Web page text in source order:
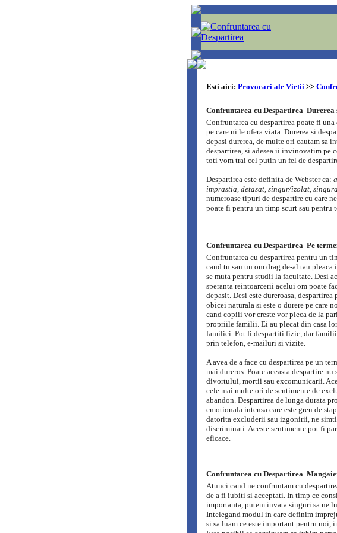
Esti aici: Provocari ale Vietii>>
Confruntarea cu Despartirea 
Confruntarea cu despartirea poate fi
pe care ni le ofera viata. Durerea si
depasi durerea, de multe ori cautam sa
despartirea, si adesea ii invinovatim pe
toti vom trai cel putin un fel de
Despartirea este definita de Webster ca:
imprastia, detasat, singur/izolat,
numeroase tipuri de despartire cu care
poate fi pentru un timp scurt sau pentru
Confruntarea cu Despartirea  Pe
Confruntarea cu despartirea pentru un
cand tu sau un om drag de-al tau pleaca
se muta pentru studii la facultate. Desi
speranta reintoarcerii acelui om poate
depasit. Desi este dureroasa,
obicei naturala si este o durere pe care
cand copiii vor creste vor pleca de la
propriile familii. Ei au plecat din casa
familiei. Pot fi despartiti fizic, dar
prin telefon, e-mailuri si vizite.
A avea de a face cu despartirea pe un
mai dureros. Poate aceasta despartire
divortului, mortii sau excomunicarii.
cele mai multe ori de sentimente de
abandon. Despartirea de lunga durata
emotionala intensa care este greu de
datorita excluderii sau izgonirii, ne
discriminati. Aceste sentimente pot fi
eficace.
Confruntarea cu Despartirea 
Atunci cand ne confruntam cu
de a fi iubiti si acceptati. In timp ce
importanta, putem invata singuri sa ne
Intelegand modul in care definim
si sa luam ce este important pentru noi,